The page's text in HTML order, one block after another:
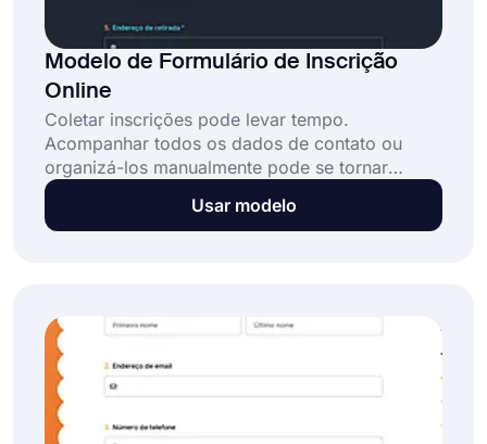
Modelo de Formulário de Inscrição
Online
Coletar inscrições pode levar tempo.
Acompanhar todos os dados de contato ou
organizá-los manualmente pode se tornar
rapidamente desgastante. Um modelo de
formulário de inscrição online é uma ótima
Usar modelo